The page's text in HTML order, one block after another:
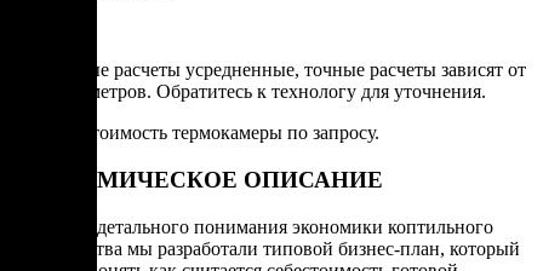
*Указанные расчеты усредненные, точные расчеты зависят от
ряда параметров. Обратитесь к технологу для уточнения.
*Точная стоимость термокамеры по запросу.
ЭКОНОМИЧЕСКОЕ ОПИСАНИЕ
Для более детального понимания экономики коптильного
производства мы разработали типовой бизнес-план, который